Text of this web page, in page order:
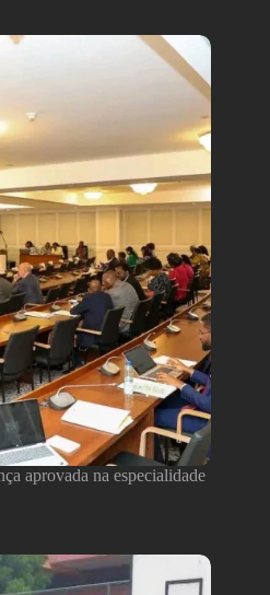
aprovada na especialidade